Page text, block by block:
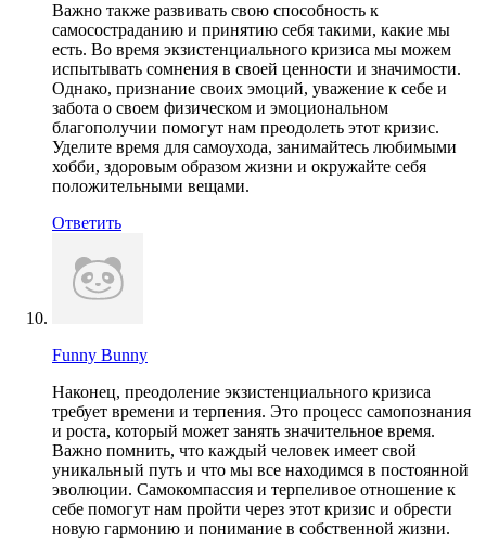
Важно также развивать свою способность к
самосостраданию и принятию себя такими, какие мы
есть. Во время экзистенциального кризиса мы можем
испытывать сомнения в своей ценности и значимости.
Однако, признание своих эмоций, уважение к себе и
забота о своем физическом и эмоциональном
благополучии помогут нам преодолеть этот кризис.
Уделите время для самоухода, занимайтесь любимыми
хобби, здоровым образом жизни и окружайте себя
положительными вещами.
Ответить
Funny Bunny
Наконец, преодоление экзистенциального кризиса
требует времени и терпения. Это процесс самопознания
и роста, который может занять значительное время.
Важно помнить, что каждый человек имеет свой
уникальный путь и что мы все находимся в постоянной
эволюции. Самокомпассия и терпеливое отношение к
себе помогут нам пройти через этот кризис и обрести
новую гармонию и понимание в собственной жизни.